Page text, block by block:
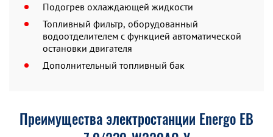
Подогрев охлаждающей жидкости
Топливный фильтр, оборудованный
водоотделителем с функцией автоматической
остановки двигателя
Дополнительный топливный бак
Преимущества электростанции Energo EB